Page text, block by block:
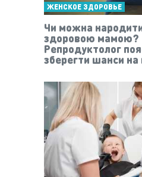
ЖЕНСКОЕ ЗДОРОВЬЕ
Чи можна народити
здоровою мамою?
Репродуктолог
зберегти шанси на